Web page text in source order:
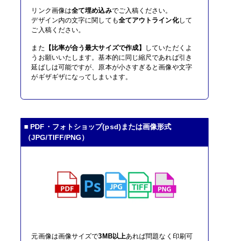
リンク画像は全て埋め込みでご入稿ください。
デザイン内の文字に関しても全てアウトライン化して
ご入稿ください。
また 【比率が合う最大サイズで作成】
していただくよ
うお願いいたします。基本的に同じ縮尺であれば引き
延ばしは可能ですが、原本が小さすぎると画像や文字
がギザギザになってしまいます。
■ PDF・フォトショップ(psd)または画像形式
（JPG/TIFF/PNG）
元画像は画像サイズで3MB以上あれば問題なく印刷可